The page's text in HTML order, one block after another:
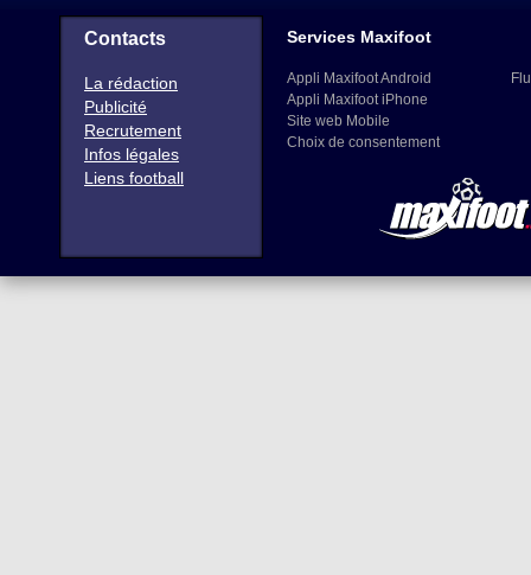
Contacts
La rédaction
Publicité
Recrutement
Infos légales
Liens football
Services Maxifoot
Appli Maxifoot Android
Appli Maxifoot iPhone
Site web Mobile
Choix de consentement